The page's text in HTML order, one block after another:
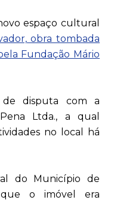
espaço cultural
obra tombada
Fundação Mário
disputa com a
Ltda., a qual
no local há
do Município de
que o imóvel era